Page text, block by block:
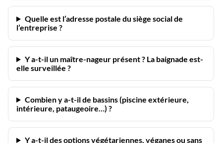
Quelle est l’adresse postale du siège social de
l’entreprise ?
Y a-t-il un maître-nageur présent ? La baignade est-
elle surveillée ?
Combien y a-t-il de bassins (piscine extérieure,
intérieure, pataugeoire…) ?
Y a-t-il des options végétariennes, véganes ou sans